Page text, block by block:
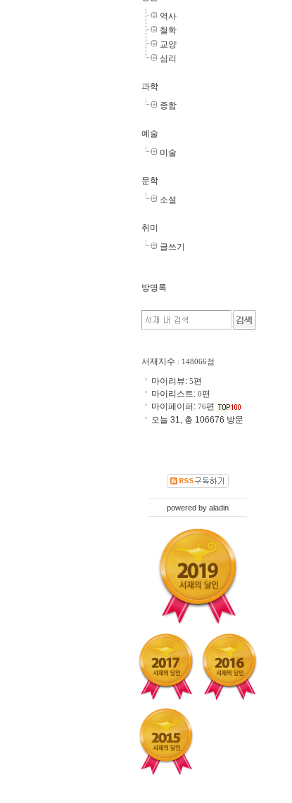
역사
철학
교양
심리
과학
종합
예술
미술
문학
소설
취미
글쓰기
방명록
서재지수 : 148066점
마이리뷰: 5편
마이리스트: 0편
마이페이퍼: 76편
오늘 31, 총 106676 방문
powered by aladin